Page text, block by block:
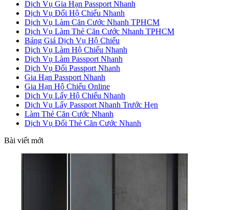
Dịch Vụ Gia Hạn Passport Nhanh
Dịch Vụ Đổi Hộ Chiếu Nhanh
Dịch Vụ Làm Căn Cước Nhanh TPHCM
Dịch Vụ Làm Thẻ Căn Cước Nhanh TPHCM
Bảng Giá Dịch Vụ Hộ Chiếu
Dịch Vụ Làm Hộ Chiếu Nhanh
Dịch Vụ Làm Passport Nhanh
Dịch Vụ Đổi Passport Nhanh
Gia Hạn Passport Nhanh
Gia Hạn Hộ Chiếu Online
Dịch Vụ Lấy Hộ Chiếu Nhanh
Dịch Vụ Lấy Passport Nhanh Trước Hẹn
Làm Thẻ Căn Cước Nhanh
Dịch Vụ Đổi Thẻ Căn Cước Nhanh
Bài viết mới